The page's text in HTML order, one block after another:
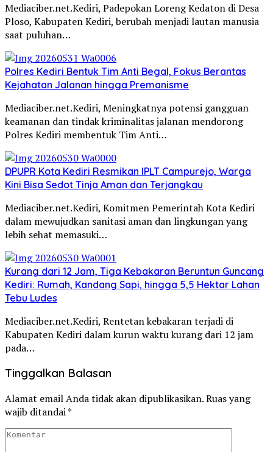
Mediaciber.net.Kediri, Padepokan Loreng Kedaton di Desa
Ploso, Kabupaten Kediri, berubah menjadi lautan manusia
saat puluhan…
Polres Kediri Bentuk Tim Anti Begal, Fokus Berantas
Kejahatan Jalanan hingga Premanisme
Mediaciber.net.Kediri, Meningkatnya potensi gangguan
keamanan dan tindak kriminalitas jalanan mendorong
Polres Kediri membentuk Tim Anti…
DPUPR Kota Kediri Resmikan IPLT Campurejo, Warga
Kini Bisa Sedot Tinja Aman dan Terjangkau
Mediaciber.net.Kediri, Komitmen Pemerintah Kota Kediri
dalam mewujudkan sanitasi aman dan lingkungan yang
lebih sehat memasuki…
Kurang dari 12 Jam, Tiga Kebakaran Beruntun Guncang
Kediri: Rumah, Kandang Sapi, hingga 5,5 Hektar Lahan
Tebu Ludes
Mediaciber.net.Kediri, Rentetan kebakaran terjadi di
Kabupaten Kediri dalam kurun waktu kurang dari 12 jam
pada…
Tinggalkan Balasan
Alamat email Anda tidak akan dipublikasikan.Ruas yang
wajib ditandai*